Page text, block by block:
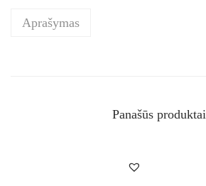
Aprašymas
Panašūs produktai